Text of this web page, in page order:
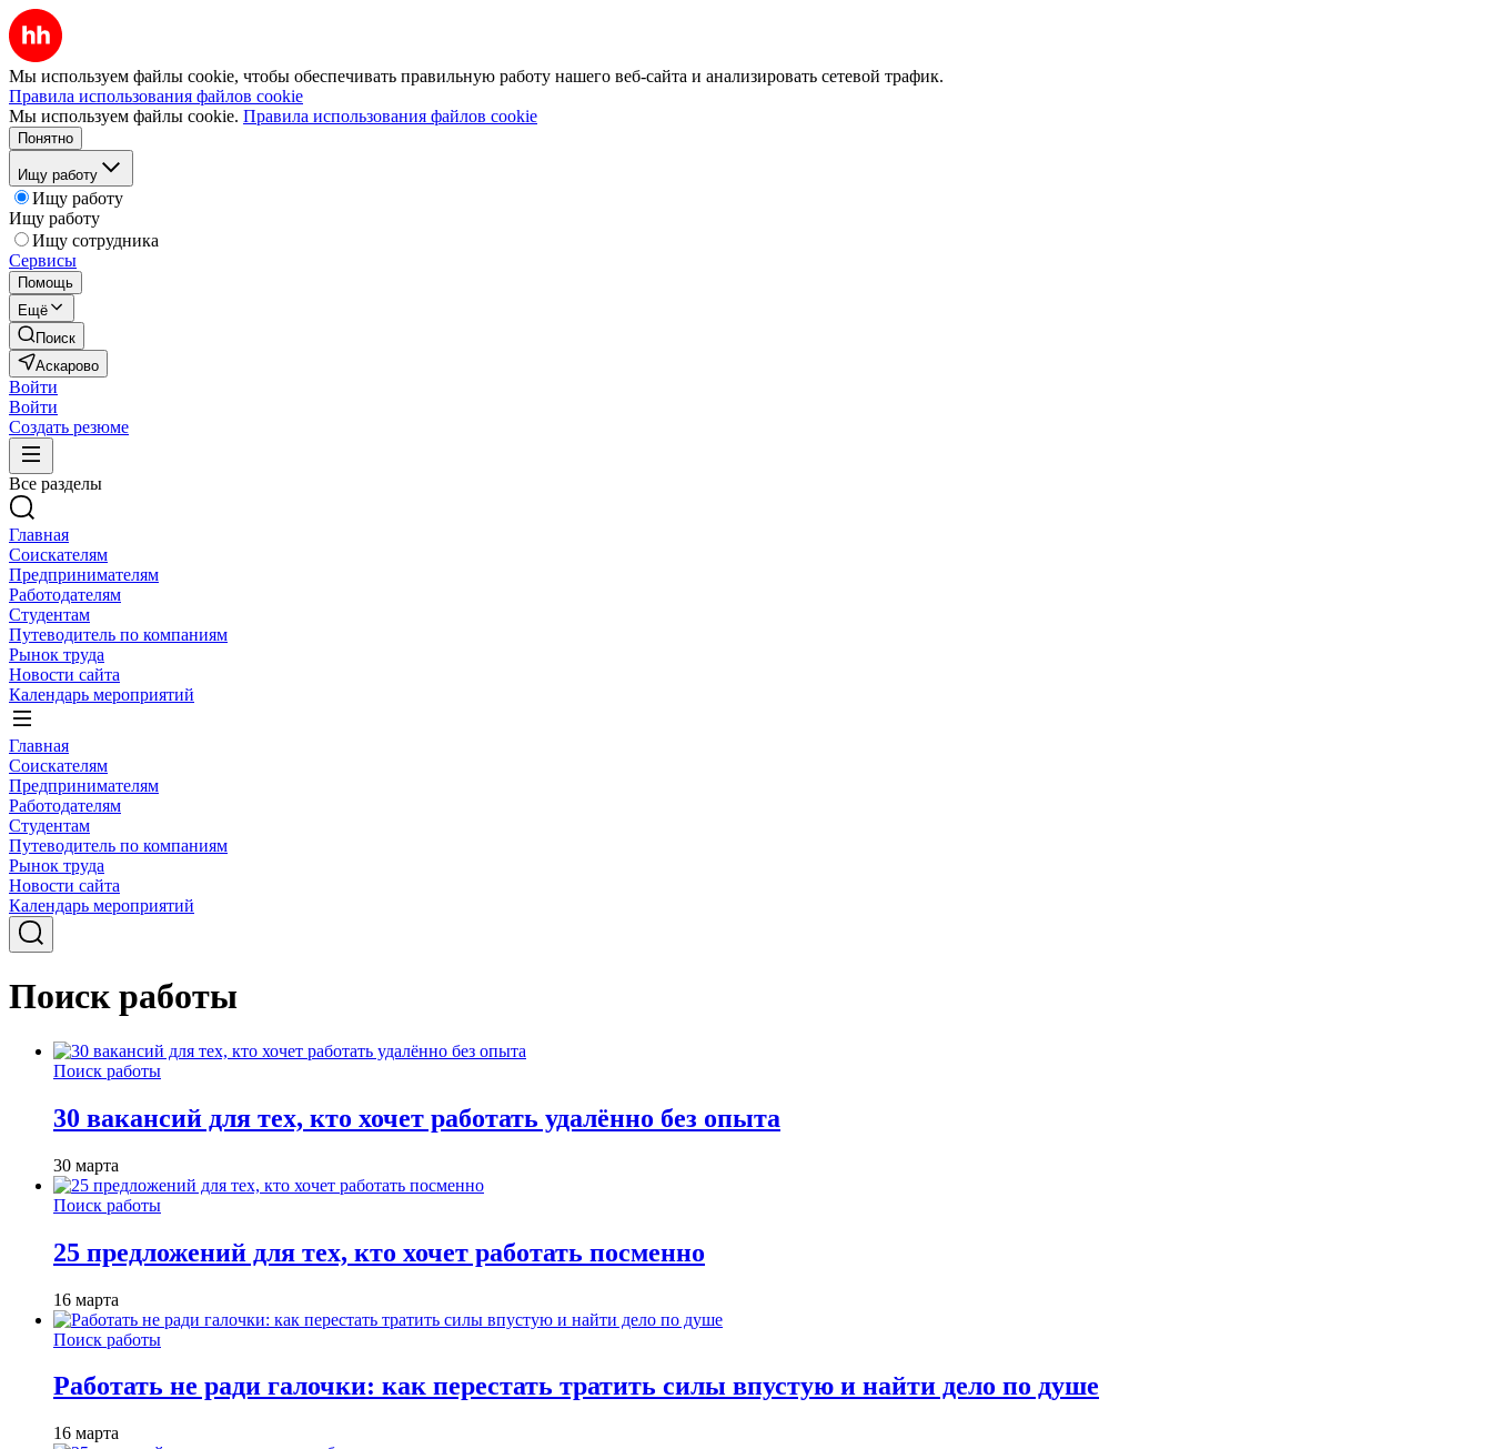
Мы используем файлы cookie, чтобы обеспечивать правильную работу нашего веб-сайта и анализировать сетевой трафик.
Правила использования файлов cookie
Мы используем файлы cookie. Правила использования файлов cookie
Понятно
Ищу работу
Ищу работу
Ищу работу
Ищу сотрудника
Сервисы
Помощь
Ещё
Поиск
Аскарово
Войти
Войти
Создать резюме
Все разделы
Главная
Соискателям
Предпринимателям
Работодателям
Студентам
Путеводитель по компаниям
Рынок труда
Новости сайта
Календарь мероприятий
Главная
Соискателям
Предпринимателям
Работодателям
Студентам
Путеводитель по компаниям
Рынок труда
Новости сайта
Календарь мероприятий
Поиск работы
Поиск работы
30 вакансий для тех, кто хочет работать удалённо без опыта
30 марта
Поиск работы
25 предложений для тех, кто хочет работать посменно
16 марта
Поиск работы
Работать не ради галочки: как перестать тратить силы впустую и найти дело по душе
16 марта